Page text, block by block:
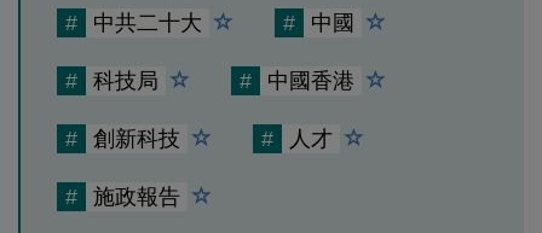
# 中共二十大 # 中國
# 科技局 # 中國香港
# 創新科技 # 人才
# 施政報告